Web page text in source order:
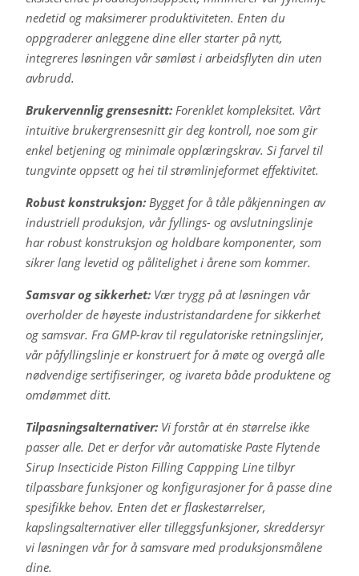
nedetid og maksimerer produktiviteten. Enten du
oppgraderer anleggene dine eller starter på nytt,
integreres løsningen vår sømløst i arbeidsflyten din uten
avbrudd.
Brukervennlig grensesnitt:Forenklet kompleksitet. Vårt
intuitive brukergrensesnitt gir deg kontroll, noe som gir
enkel betjening og minimale opplæringskrav. Si farvel til
tungvinte oppsett og hei til strømlinjeformet effektivitet.
Robust konstruksjon:Bygget for å tåle påkjenningen av
industriell produksjon, vår fyllings- og avslutningslinje
har robust konstruksjon og holdbare komponenter, som
sikrer lang levetid og pålitelighet i årene som kommer.
Samsvar og sikkerhet:Vær trygg på at løsningen vår
overholder de høyeste industristandardene for sikkerhet
og samsvar. Fra GMP-krav til regulatoriske retningslinjer,
vår påfyllingslinje er konstruert for å møte og overgå alle
nødvendige sertifiseringer, og ivareta både produktene og
omdømmet ditt.
Tilpasningsalternativer:Vi forstår at én størrelse ikke
passer alle. Det er derfor vår automatiske Paste Flytende
Sirup Insecticide Piston Filling Cappping Line tilbyr
tilpassbare funksjoner og konfigurasjoner for å passe dine
spesifikke behov. Enten det er flaskestørrelser,
kapslingsalternativer eller tilleggsfunksjoner, skreddersyr
vi løsningen vår for å samsvare med produksjonsmålene
dine.